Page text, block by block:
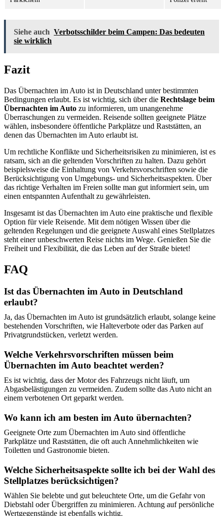
Siehe auch Verbotsschilder beim Campen: Das bedeuten
sie wirklich
Fazit
Das Übernachten im Auto ist in Deutschland unter bestimmten
Bedingungen erlaubt. Es ist wichtig, sich über die Rechtslage beim
Übernachten im Auto zu informieren, um unangenehme
Überraschungen zu vermeiden. Reisende sollten geeignete Plätze
wählen, insbesondere öffentliche Parkplätze und Raststätten, an
denen das Übernachten im Auto erlaubt ist.
Um rechtliche Konflikte und Sicherheitsrisiken zu minimieren, ist es
ratsam, sich an die geltenden Vorschriften zu halten. Dazu gehört
beispielsweise die Einhaltung von Verkehrsvorschriften sowie die
Berücksichtigung von Umgebungs- und Sicherheitsaspekten. Über
das richtige Verhalten im Freien sollte man gut informiert sein, um
einen entspannten Aufenthalt zu gewährleisten.
Insgesamt ist das Übernachten im Auto eine praktische und flexible
Option für viele Reisende. Mit dem nötigen Wissen über die
geltenden Regelungen und die geeignete Auswahl eines Stellplatzes
steht einer unbeschwerten Reise nichts im Wege. Genießen Sie die
Freiheit und Flexibilität, die das Leben auf der Straße bietet!
FAQ
Ist das Übernachten im Auto in Deutschland
erlaubt?
Ja, das Übernachten im Auto ist grundsätzlich erlaubt, solange keine
bestehenden Vorschriften, wie Halteverbote oder das Parken auf
Privatgrundstücken, verletzt werden.
Welche Verkehrsvorschriften müssen beim
Übernachten im Auto beachtet werden?
Es ist wichtig, dass der Motor des Fahrzeugs nicht läuft, um
Abgasbelästigungen zu vermeiden. Zudem sollte das Auto nicht an
einem verbotenen Ort geparkt werden.
Wo kann ich am besten im Auto übernachten?
Geeignete Orte zum Übernachten im Auto sind öffentliche
Parkplätze und Raststätten, die oft auch Annehmlichkeiten wie
Toiletten und Gastronomie bieten.
Welche Sicherheitsaspekte sollte ich bei der Wahl des
Stellplatzes berücksichtigen?
Wählen Sie belebte und gut beleuchtete Orte, um die Gefahr von
Diebstahl oder Übergriffen zu minimieren. Achtung auf persönliche
Wertgegenstände ist ebenfalls wichtig.